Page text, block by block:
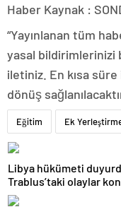
Haber Kaynak :
“Yayınlanan tüm
yasal bildirimlerinizi
iletiniz. En kısa
dönüş
Eğitim Ek
Libya hükümeti
Trablus’taki olaylar
altında